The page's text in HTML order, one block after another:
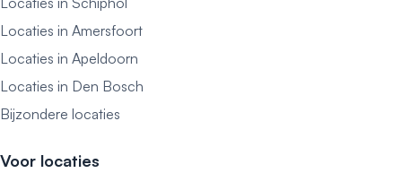
Locaties in Amersfoort
Locaties in Apeldoorn
Locaties in Den Bosch
Bijzondere locaties
Voor locaties